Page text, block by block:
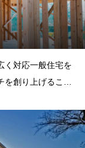
く対応一般住宅を
創り上げること